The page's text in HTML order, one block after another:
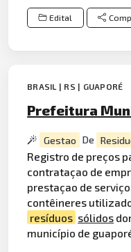
Edital
BRASIL | RS | GUAPORÉ
Prefeitura
Gestao De
Registro de preços
contrataçao de
prestaçao de
contêineres
resíduos sólidos
município de